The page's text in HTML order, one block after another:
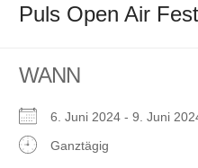
Puls Open Air
WANN
6. Juni 2024 - 9. Juni
Ganztägig